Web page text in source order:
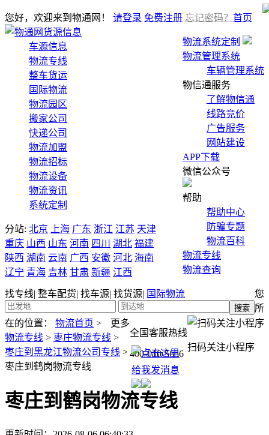
您好，欢迎来到物通网！ 请登录 免费注册 忘记密码？
物流系统定制
物流管理系统
车辆管理系统
物信通服务
了解物信通
线路竞价
广告服务
网站建设
APP下载
微信公众号
帮助
帮助中心
防骗专题
物流百科
物流专线
物流查询
找专线| 整车配货| 找车源| 找货源| 国际物流
全国客服热线
400-010-5656
扫码关注小程序
首页
货源信息
车源信息
物流专线
整车货运
国际物流
物流园区
搬家公司
快递公司
物流加盟
物流招标
物流设备
物流资讯
系统定制
分站: 北京 上海 广东 浙江 江苏 天津
重庆 山西 山东 河南 四川 湖北 福建
陕西 湖南 云南 广西 安徽 河北 海南
辽宁 青海 吉林 甘肃 新疆 江西
更多
您
所
在的位置：
物流首页 >
物流专线 > 枣庄物流专线 >
枣庄到黑龙江物流公司专线 >
枣庄到鹤岗物流专线
枣庄到鹤岗物流专线